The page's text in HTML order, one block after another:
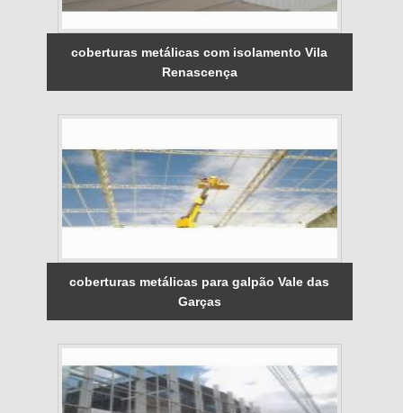
coberturas metálicas com isolamento Vila
Renascença
coberturas metálicas para galpão Vale das
Garças